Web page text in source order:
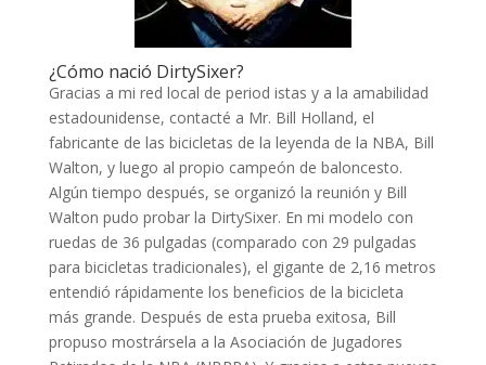
¿Cómo nació DirtySixer?
Gracias a mi red local de period istas y a la amabilidad
estadounidense, contacté a Mr. Bill Holland, el
fabricante de las bicicletas de la leyenda de la NBA, Bill
Walton, y luego al propio campeón de baloncesto.
Algún tiempo después, se organizó la reunión y Bill
Walton pudo probar la DirtySixer. En mi modelo con
ruedas de 36 pulgadas (comparado con 29 pulgadas
para bicicletas tradicionales), el gigante de 2,16 metros
entendió rápidamente los beneficios de la bicicleta
más grande. Después de esta prueba exitosa, Bill
propuso mostrársela a la Asociación de Jugadores